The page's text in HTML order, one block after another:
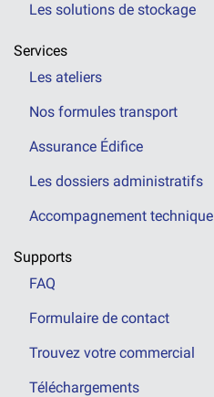
Les solutions de stockage
Services
Les ateliers
Nos formules transport
Assurance Édifice
Les dossiers administratifs
Accompagnement technique
Supports
FAQ
Formulaire de contact
Trouvez votre commercial
Téléchargements